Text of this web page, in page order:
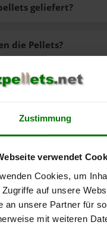
Zustimmung
verwendet
Cookies, um
Zugriffe auf unsere
an unsere Partner für
mit weiteren
geliefert?
gibt es?
die Pellets?
der Pellets?